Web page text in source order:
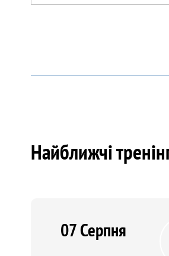
Найближчі
07 Серпня